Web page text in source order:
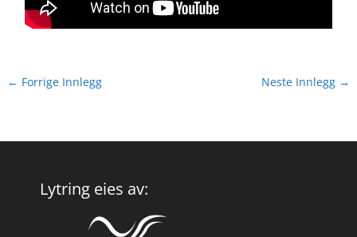
← Forrige Innlegg Neste Innlegg →
Lytring eies av: